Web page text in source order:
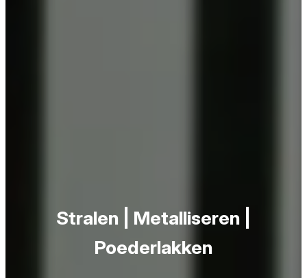
Stralen | Metalliseren |
Poederlakken